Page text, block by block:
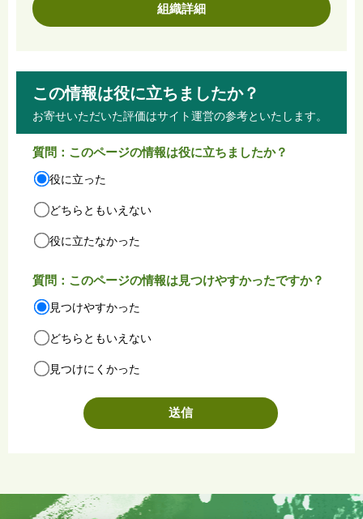
組織詳細
この情報は役に立ちましたか？
お寄せいただいた評価はサイト運営の参考といたします。
質問：このページの情報は役に立ちましたか？
役に立った
どちらともいえない
役に立たなかった
質問：このページの情報は見つけやすかったですか？
見つけやすかった
どちらともいえない
見つけにくかった